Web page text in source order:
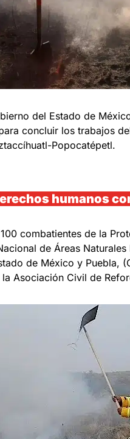
del Estado de
concluir los trabajos
Popocatépetl.
humanos
combatientes de la
de Áreas
de México y Puebla,
Asociación Civil de